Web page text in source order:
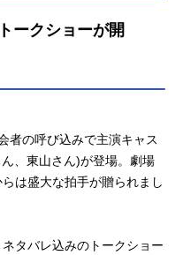
ークショーが開
者の呼び込みで主演キャス
、東山さん)が登場。劇場
は盛大な拍手が贈られまし
タバレ込みのトークショー